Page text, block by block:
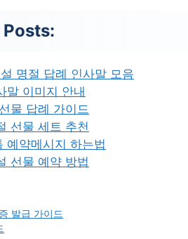
명절 답례 인사말 모음
말 이미지 안내
물 답례 가이드
선물 세트 추천
예약메시지 하는법
선물 예약 방법
발급 가이드